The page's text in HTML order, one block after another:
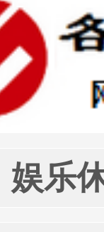
娱乐